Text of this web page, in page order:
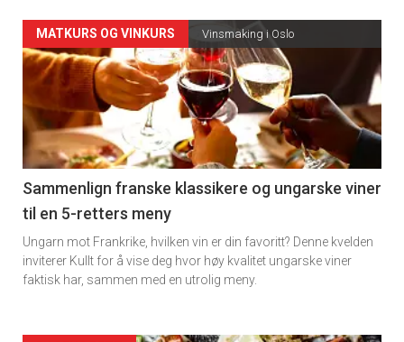
Forsiden
akkurat
nå
-
5
MATKURS OG VINKURS Vinsmaking i Oslo
Sammenlign franske klassikere og ungarske viner
til en 5-retters meny
Ungarn mot Frankrike, hvilken vin er din favoritt? Denne kvelden
inviterer Kullt for å vise deg hvor høy kvalitet ungarske viner
faktisk har, sammen med en utrolig meny.